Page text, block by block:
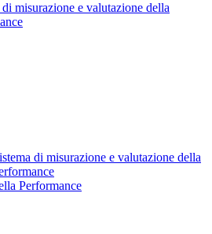
di misurazione e valutazione della
di misurazione e valutazione della
Performance